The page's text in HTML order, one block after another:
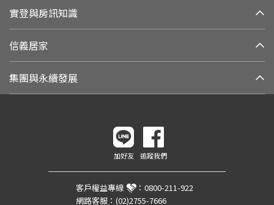
實登與房訊知識
信義居家
集團與永續發展
加好友 追蹤我們
客戶權益專線 ： 0800-211-922
網路客服： (02)2755-7666